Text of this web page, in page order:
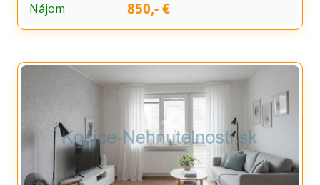
Nájom 850,- €